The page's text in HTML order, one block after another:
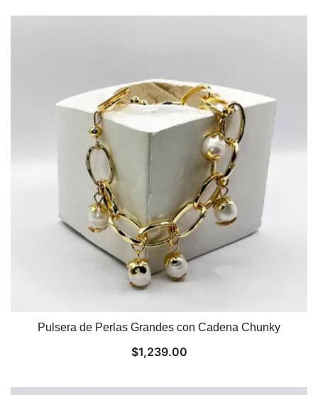
Pulsera de Perlas Grandes con Cadena Chunky
$1,239.00